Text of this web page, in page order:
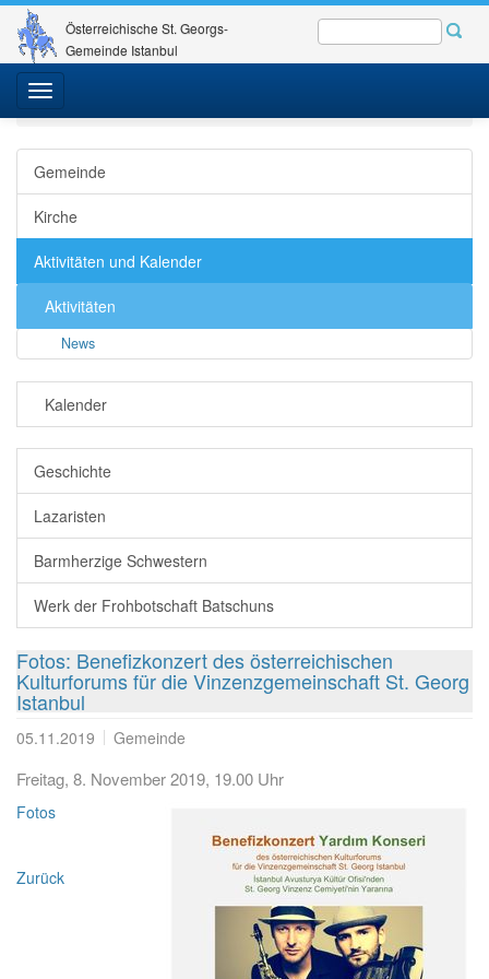
Österreichische St. Georgs-
Gemeinde Istanbul
Toggle
navigation
St. Georgs-Gemeinde
Aktivitäten und Kalender
Gemeinde
Kirche
Aktivitäten und Kalender
Aktivitäten
News
Kalender
Geschichte
Lazaristen
Barmherzige Schwestern
Werk der Frohbotschaft Batschuns
Fotos: Benefizkonzert des österreichischen
Kulturforums für die Vinzenzgemeinschaft St. Georg
Istanbul
05.11.2019 Gemeinde
Freitag, 8. November 2019, 19.00 Uhr
Fotos
Zurück